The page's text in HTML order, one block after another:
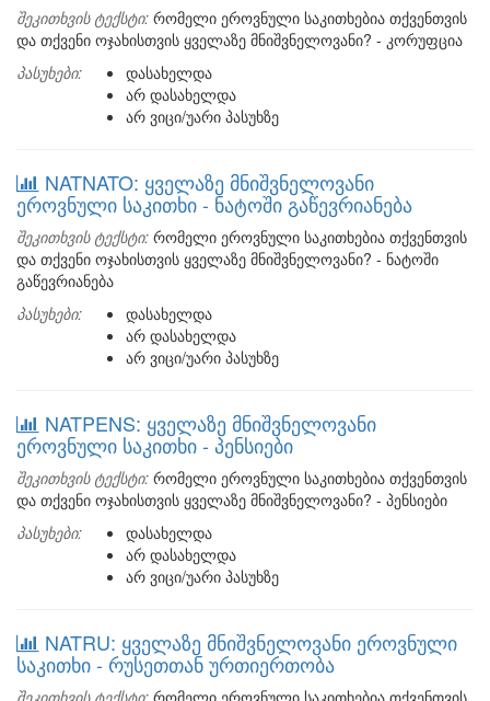
შეკითხვის ტექსტი: რომელი ეროვნული საკითხებია თქვენთვის
და თქვენი ოჯახისთვის ყველაზე მნიშვნელოვანი? - კორუფცია
პასუხები:
დასახელდა
არ დასახელდა
არ ვიცი/უარი პასუხზე
NATNATO: ყველაზე მნიშვნელოვანი
ეროვნული საკითხი - ნატოში გაწევრიანება
შეკითხვის ტექსტი: რომელი ეროვნული საკითხებია თქვენთვის
და თქვენი ოჯახისთვის ყველაზე მნიშვნელოვანი? - ნატოში
გაწევრიანება
პასუხები:
დასახელდა
არ დასახელდა
არ ვიცი/უარი პასუხზე
NATPENS: ყველაზე მნიშვნელოვანი
ეროვნული საკითხი - პენსიები
შეკითხვის ტექსტი: რომელი ეროვნული საკითხებია თქვენთვის
და თქვენი ოჯახისთვის ყველაზე მნიშვნელოვანი? - პენსიები
პასუხები:
დასახელდა
არ დასახელდა
არ ვიცი/უარი პასუხზე
NATRU: ყველაზე მნიშვნელოვანი ეროვნული
საკითხი - რუსეთთან ურთიერთობა
შეკითხვის ტექსტი: რომელი ეროვნული საკითხებია თქვენთვის